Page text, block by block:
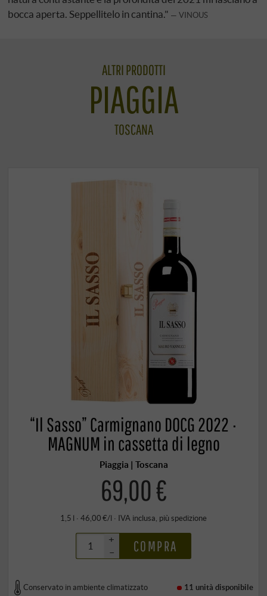
bocca aperta. Seppellitelo in cantina."
VINOUS
ALTRI PRODOTTI
PIAGGIA
TOSCANA
“Il Sasso” Carmignano DOCG 2022 ·
MAGNUM in cassetta di legno
Piaggia | Toscana
69,00 €
1,5 l · 46,00 €/l · IVA inclusa , più spedizione
+
–
COMPRA
Conservato in ambiente climatizzato 11 unità disponibile